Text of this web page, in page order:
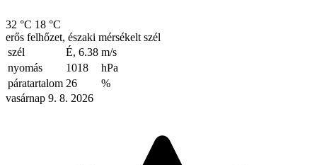
32 °C 18 °C
erős felhőzet, északi mérsékelt szél
szél
É, 6.38 m/s
nyomás
1018
hPa
páratartalom 26
%
vasárnap 9. 8. 2026